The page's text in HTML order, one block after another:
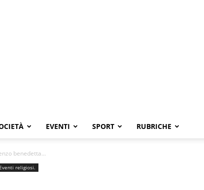
EVENTI SPORT RUBRICHE
benedetta...
Eventi religiosi.